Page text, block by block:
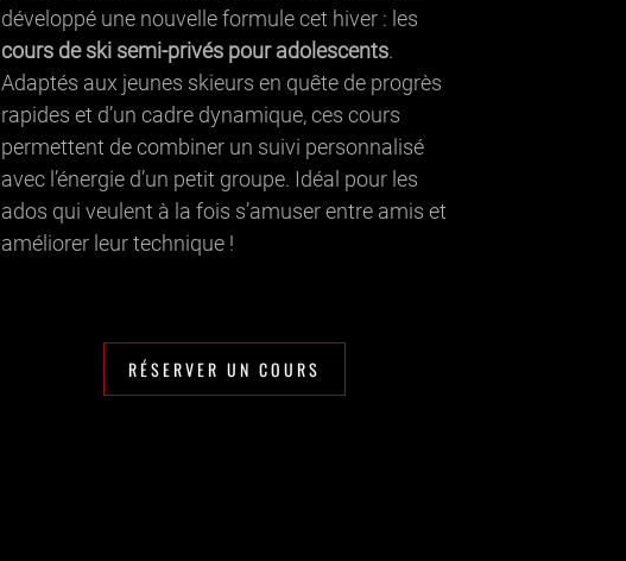
développé une nouvelle formule cet hiver : les
cours de ski semi-privés pour adolescents.
Adaptés aux jeunes skieurs en quête de progrès
rapides et d’un cadre dynamique, ces cours
permettent de combiner un suivi personnalisé
avec l’énergie d’un petit groupe. Idéal pour les
ados qui veulent à la fois s’amuser entre amis et
améliorer leur technique !
RÉSERVER UN COURS